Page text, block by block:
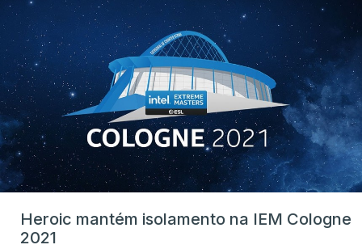
Heroic mantém isolamento na IEM Cologne
2021